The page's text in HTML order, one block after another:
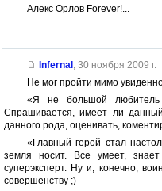
Алекс Орлов Forever!...
Infernal, 30 ноября 2009 г.
Не мог пройти мимо
«Я не большой любитель
Спрашивается, имеет ли
данного рода, оценивать,
«Главный герой стал
земля носит. Все умеет,
суперэксперт. Ну и, конечно,
совершенству ;)